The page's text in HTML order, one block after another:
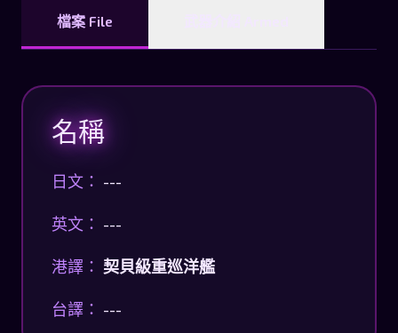
檔案 File
名稱
日文： ---
英文： ---
港譯： 契貝級重巡洋艦
台譯： ---